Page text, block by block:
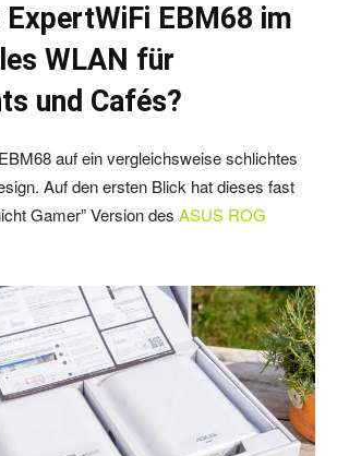
ExpertWiFi EBM68 im
WLAN für
und Cafés?
auf ein vergleichsweise schlichtes
Auf den ersten Blick hat dieses fast
Gamer” Version des ASUS ROG